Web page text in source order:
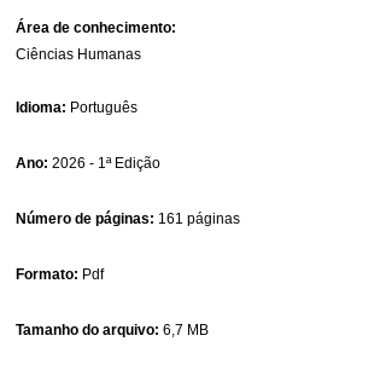
Área de conhecimento:
Ciências Humanas
Idioma: Português
Ano: 2026 - 1ª Edição
Número de páginas: 161 páginas
Formato: Pdf
Tamanho do arquivo: 6,7 MB